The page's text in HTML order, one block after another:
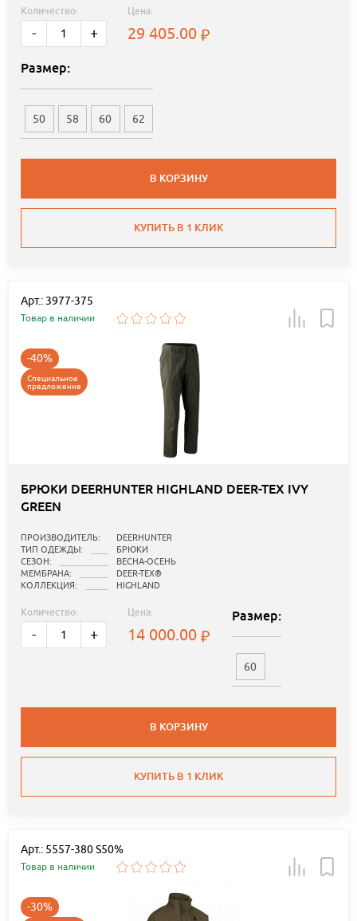
Количество:
- +
Цена:
29 405.00
Размер:
50 58 60 62
В КОРЗИНУ
КУПИТЬ В 1 КЛИК
Арт.: 3977-375
Товар в наличии
-40%
Специальное
предложение
БРЮКИ DEERHUNTER HIGHLAND DEER-TEX IVY
GREEN
ПРОИЗВОДИТЕЛЬ:
DEERHUNTER
ТИП ОДЕЖДЫ:
БРЮКИ
СЕЗОН:
ВЕСНА-ОСЕНЬ
МЕМБРАНА:
DEER-TEX®
КОЛЛЕКЦИЯ:
HIGHLAND
Количество:
- +
Цена:
14 000.00
Размер:
60
В КОРЗИНУ
КУПИТЬ В 1 КЛИК
Арт.: 5557-380 S50%
Товар в наличии
-30%